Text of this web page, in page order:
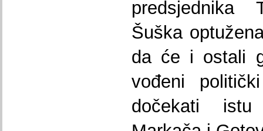
predsjednika
Šuška
da će i ostali
vođeni
dočekati istu